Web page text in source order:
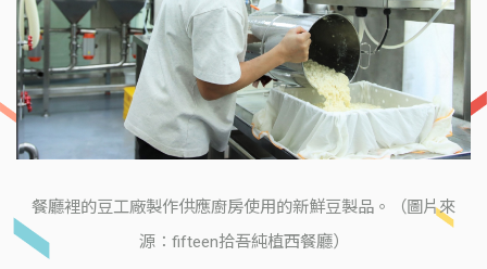
餐廳裡的豆工廠製作供應廚房使用的新鮮豆製品。（圖片來
源：fifteen拾吾純植西餐廳）